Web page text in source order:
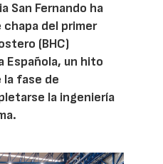
San Fernando ha
del primer
(BHC)
Española, un hito
la fase de
la ingeniería